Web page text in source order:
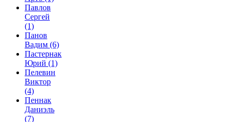
Павлов
Сергей
(1)
Панов
Вадим (6)
Пастернак
Юрий (1)
Пелевин
Виктор
(4)
Пеннак
Даниэль
(7)